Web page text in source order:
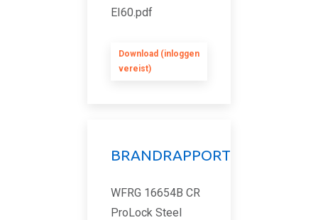
EI60.pdf
Download (inloggen
vereist)
BRANDRAPPORT
WFRG 16654B CR
ProLock Steel